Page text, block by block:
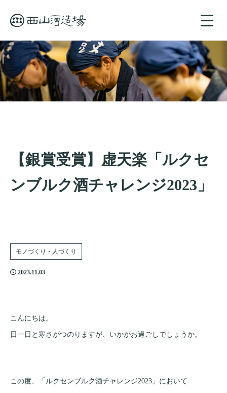
toggle
【銀賞受賞】虚天楽「ルクセ
ンブルク酒チャレンジ2023」
モノづくり・人づくり
2023.11.03
こんにちは。
日一日と寒さがつのりますが、いかがお過ごしでしょうか。
この度、「ルクセンブルク酒チャレンジ2023」において